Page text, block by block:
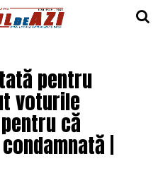
pentru
voturile
că
|